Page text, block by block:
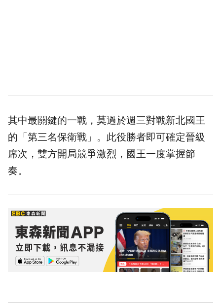
其中最關鍵的一戰，莫過於週三對戰新北國王
的「第三名保衛戰」。此役勝者即可確定晉級
席次，雙方開局競爭激烈，國王一度掌握節
奏。